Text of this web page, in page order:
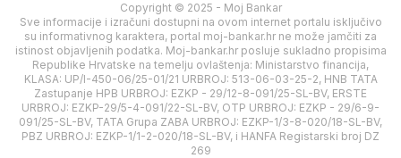
Copyright © 2025 - Moj Bankar
Sve informacije i izračuni dostupni na ovom internet portalu isključivo
su informativnog karaktera, portal moj-bankar.hr ne može jamčiti za
istinost objavljenih podatka. Moj-bankar.hr posluje sukladno propisima
Republike Hrvatske na temelju ovlaštenja: Ministarstvo financija,
KLASA: UP/I-450-06/25-01/21 URBROJ: 513-06-03-25-2, HNB TATA
Zastupanje HPB URBROJ: EZKP - 29/12-8-091/25-SL-BV, ERSTE
URBROJ: EZKP-29/5-4-091/22-SL-BV, OTP URBROJ: EZKP - 29/6-9-
091/25-SL-BV, TATA Grupa ZABA URBROJ: EZKP-1/3-8-020/18-SL-BV,
PBZ URBROJ: EZKP-1/1-2-020/18-SL-BV, i HANFA Registarski broj DZ
269